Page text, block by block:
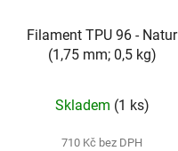
Filament TPU 96 - Natur
(1,75 mm; 0,5 kg)
Skladem (1 ks)
710 Kč bez DPH